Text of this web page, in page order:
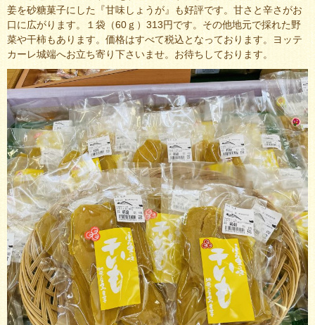
姜を砂糖菓子にした『甘味しょうが』も好評です。甘さと辛さがお
口に広がります。１袋（60ｇ）313円です。その他地元で採れた野
菜や干柿もあります。価格はすべて税込となっております。ヨッテ
カーレ城端へお立ち寄り下さいませ。お待ちしております。